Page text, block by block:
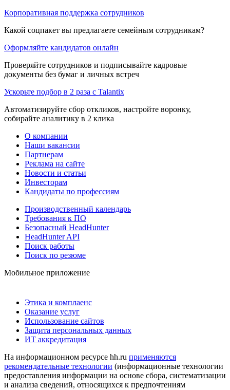
Корпоративная поддержка сотрудников
Какой соцпакет вы предлагаете семейным сотрудникам?
Оформляйте кандидатов онлайн
Проверяйте сотрудников и подписывайте кадровые
документы без бумаг и личных встреч
Ускорьте подбор в 2 раза с Talantix
Автоматизируйте сбор откликов, настройте воронку,
собирайте аналитику в 2 клика
О компании
Наши вакансии
Партнерам
Реклама на сайте
Новости и статьи
Инвесторам
Кандидаты по профессиям
Производственный календарь
Требования к ПО
Безопасный HeadHunter
HeadHunter API
Поиск работы
Поиск по резюме
Мобильное приложение
Этика и комплаенс
Оказание услуг
Использование сайтов
Защита персональных данных
ИТ аккредитация
На информационном ресурсе hh.ru применяются
рекомендательные технологии (информационные технологии
предоставления информации на основе сбора, систематизации
и анализа сведений, относящихся к предпочтениям